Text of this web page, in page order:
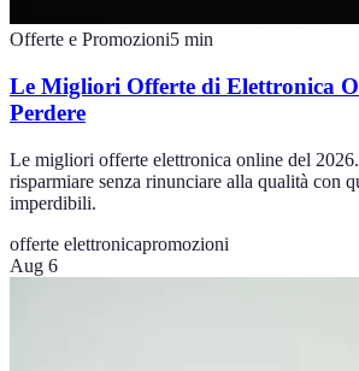
Offerte e Promozioni5 min
Le Migliori Offerte di Elettronica
Perdere
Le migliori offerte elettronica online del
risparmiare senza rinunciare alla qualità con
imperdibili.
offerte elettronicapromozioni
Aug 6